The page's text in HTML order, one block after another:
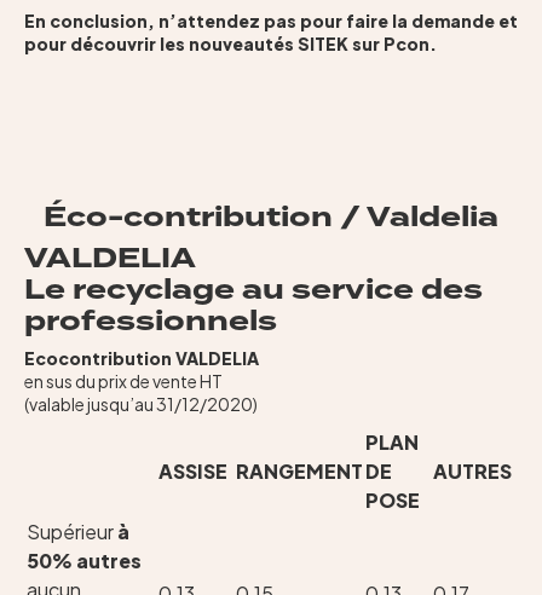
En conclusion, n’attendez pas pour faire la demande et
pour découvrir les nouveautés SITEK sur Pcon.
Éco-contribution / Valdelia
VALDELIA
Le recyclage au service des
professionnels
Ecocontribution VALDELIA
en sus du prix de vente HT
(valable jusqu’au 31/12/2020)
ASSISE RANGEMENT
PLAN
DE
POSE
AUTRES
Supérieurà
50% autres
aucun